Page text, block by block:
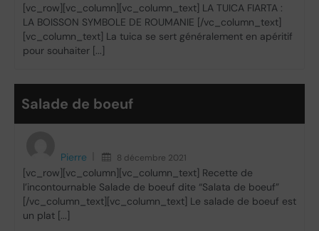
[vc_row][vc_column][vc_column_text] LA TUICA FIARTA :
LA BOISSON SYMBOLE DE ROUMANIE [/vc_column_text]
[vc_column_text] La tuica se sert généralement en apéritif
pour souhaiter [...]
Salade de boeuf
Pierre 8 décembre 2021
[vc_row][vc_column][vc_column_text] Recette de
l’incontournable Salade de boeuf dite “Salata de boeuf”
[/vc_column_text][vc_column_text] Le salade de boeuf est
un plat [...]